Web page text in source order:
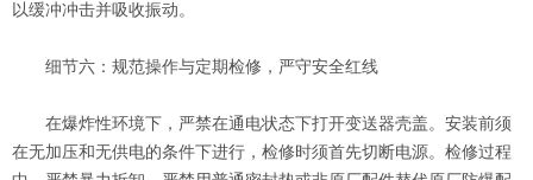
以缓冲冲击并吸收振动。
细节六：规范操作与定期检修，严守安全红线
在爆炸性环境下，严禁在通电状态下打开变送器壳盖。安装前须
在无加压和无供电的条件下进行，检修时须首先切断电源。检修过程